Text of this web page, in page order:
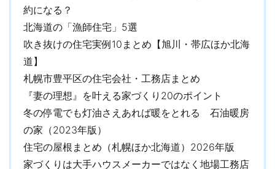
約になる？
北海道の「漁師住宅」5選
吹き抜けの住宅実例10まとめ【旭川・帯広ほか北海
道】
札幌市豊平区の住宅会社・工務店まとめ
『妻の理想』を叶える家づくり20のポイント
冬の停電でも灯油さえあれば暖をとれる 石油暖房
の家（2023年版）
住宅の屋根まとめ（札幌ほか北海道）2026年版
家づくりは大手ハウスメーカーではなく地場工務店